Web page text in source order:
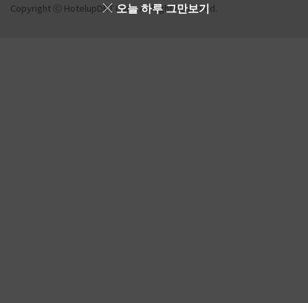
오늘 하루 그만보기
Copyright ⓒ HotelupDRT Corp. All Right Reserved.